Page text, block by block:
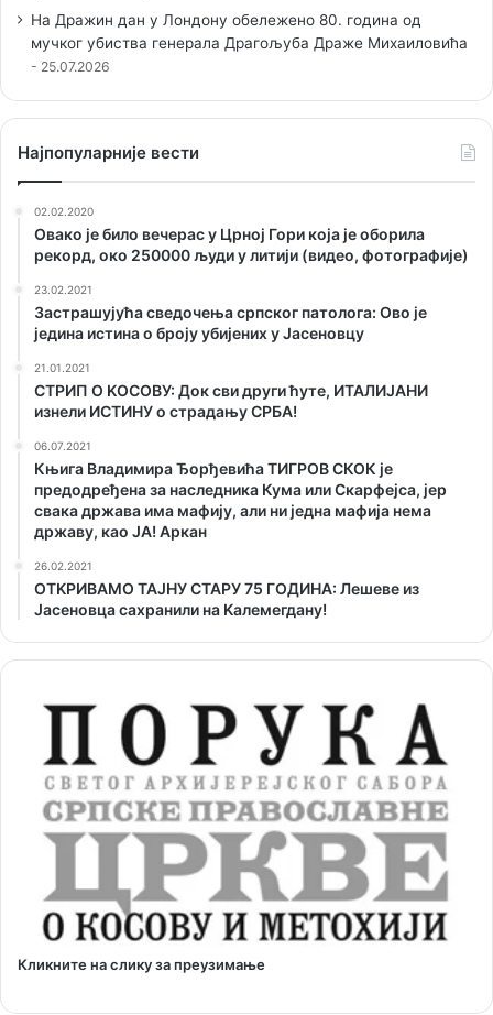
На Дражин дан у Лондону обележено 80. година од
мучког убиства генерала Драгољуба Драже Михаиловића
25.07.2026
Наjпопуларније вести
02.02.2020
Овако је било вечерас у Црној Гори која је оборила
рекорд, око 250000 људи у литији (видео, фотографије)
23.02.2021
Застрашујућа сведочења српског патолога: Ово је
једина истина о броју убијених у Јасеновцу
21.01.2021
СТРИП О KОСОВУ: Док сви други ћуте, ИТАЛИЈАНИ
изнели ИСТИНУ о страдању СРБА!
06.07.2021
Књига Владимира Ђорђевића ТИГРОВ СКОК је
предодређена за наследника Кума или Скарфејса, јер
свака држава има мафију, али ни једна мафија нема
државу, као ЈА! Аркан
26.02.2021
ОТKРИВАМО ТАЈНУ СТАРУ 75 ГОДИНА: Лешеве из
Јасеновца сахранили на Kалемегдану!
Кликните на слику за преузимање